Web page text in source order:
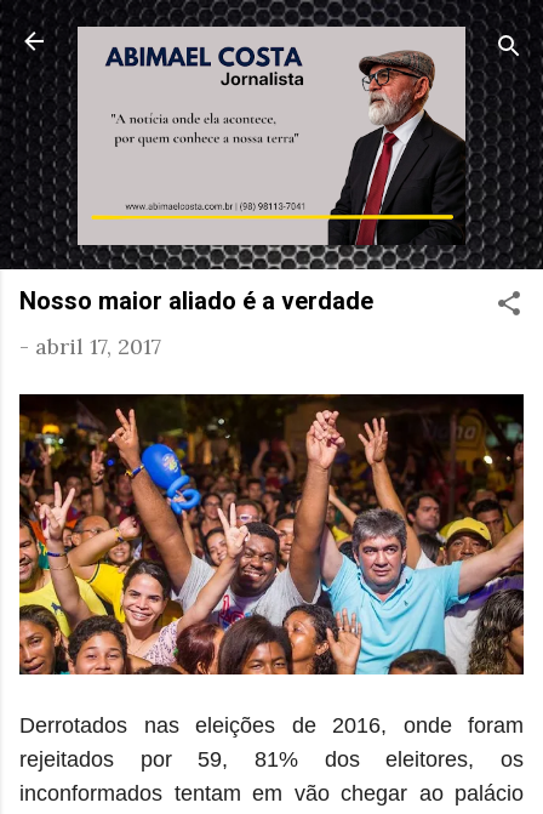
Pular para o conteúdo principal
Nosso maior aliado é a verdade
- abril 17, 2017
Derrotados nas eleições de 2016, onde foram
rejeitados por 59, 81% dos eleitores, os
inconformados tentam em vão chegar ao palácio